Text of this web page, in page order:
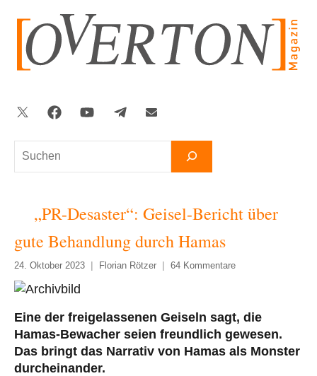
springen
Suchen
Twitter FacebookYouTubeTelegram
„PR-Desaster“: Geisel-Bericht über
gute Behandlung durch Hamas
24. Oktober 2023 Florian Rötzer 64 Kommentare
Eine der freigelassenen Geiseln sagt, die
Hamas-Bewacher seien freundlich gewesen.
Das bringt das Narrativ von Hamas als Monster
durcheinander.